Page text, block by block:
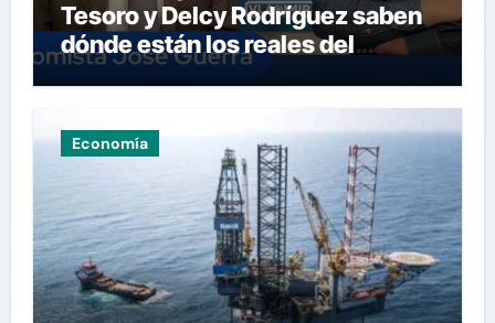
Tesoro y Delcy Rodríguez saben
dónde están los reales del
petróleo
Economía